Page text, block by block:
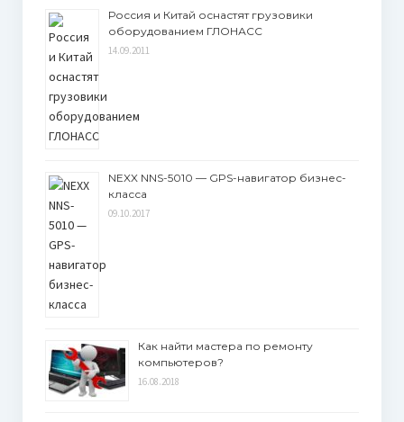
Россия и Китай оснастят грузовики
оборудованием ГЛОНАСС
14.09.2011
NEXX NNS-5010 — GPS-навигатор бизнес-
класса
09.10.2017
Как найти мастера по ремонту
компьютеров?
16.08.2018